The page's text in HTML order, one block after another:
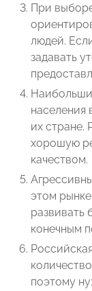
При
людей.
задавать
населения
их стране.
хорошую
качеством.
этом
развивать
конечным
поэтому